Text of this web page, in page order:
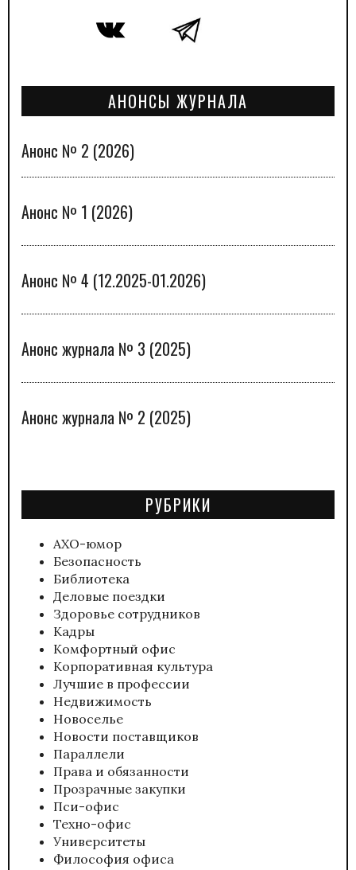
АНОНСЫ ЖУРНАЛА
Анонс № 2 (2026)
Анонс № 1 (2026)
Анонс № 4 (12.2025-01.2026)
Анонс журнала № 3 (2025)
Анонс журнала № 2 (2025)
РУБРИКИ
АХО-юмор
Безопасность
Библиотека
Деловые поездки
Здоровье сотрудников
Кадры
Комфортный офис
Корпоративная культура
Лучшие в профессии
Недвижимость
Новоселье
Новости поставщиков
Параллели
Права и обязанности
Прозрачные закупки
Пси-офис
Техно-офис
Университеты
Философия офиса